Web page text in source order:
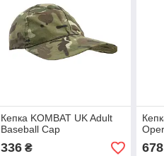
Кепка KOMBAT UK Adult
Baseball Cap
336₴ 678